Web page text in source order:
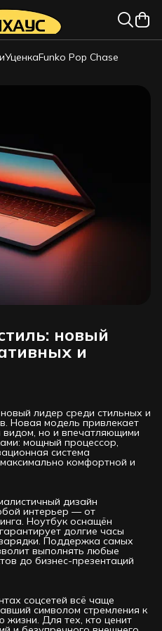
УценкаFunko Pop Chase
новый
и
лидер среди стильных и
Новая модель привлекает
но и впечатляющими
мощный процессор,
система
комфортной и
дизайн
интерьер — от
Ноутбук оснащён
долгие часы
Поддержка самых
выполнять любые
до бизнес-презентаций
соцсетей всё чаще
символом стремления к
жизни. Для тех, кто ценит